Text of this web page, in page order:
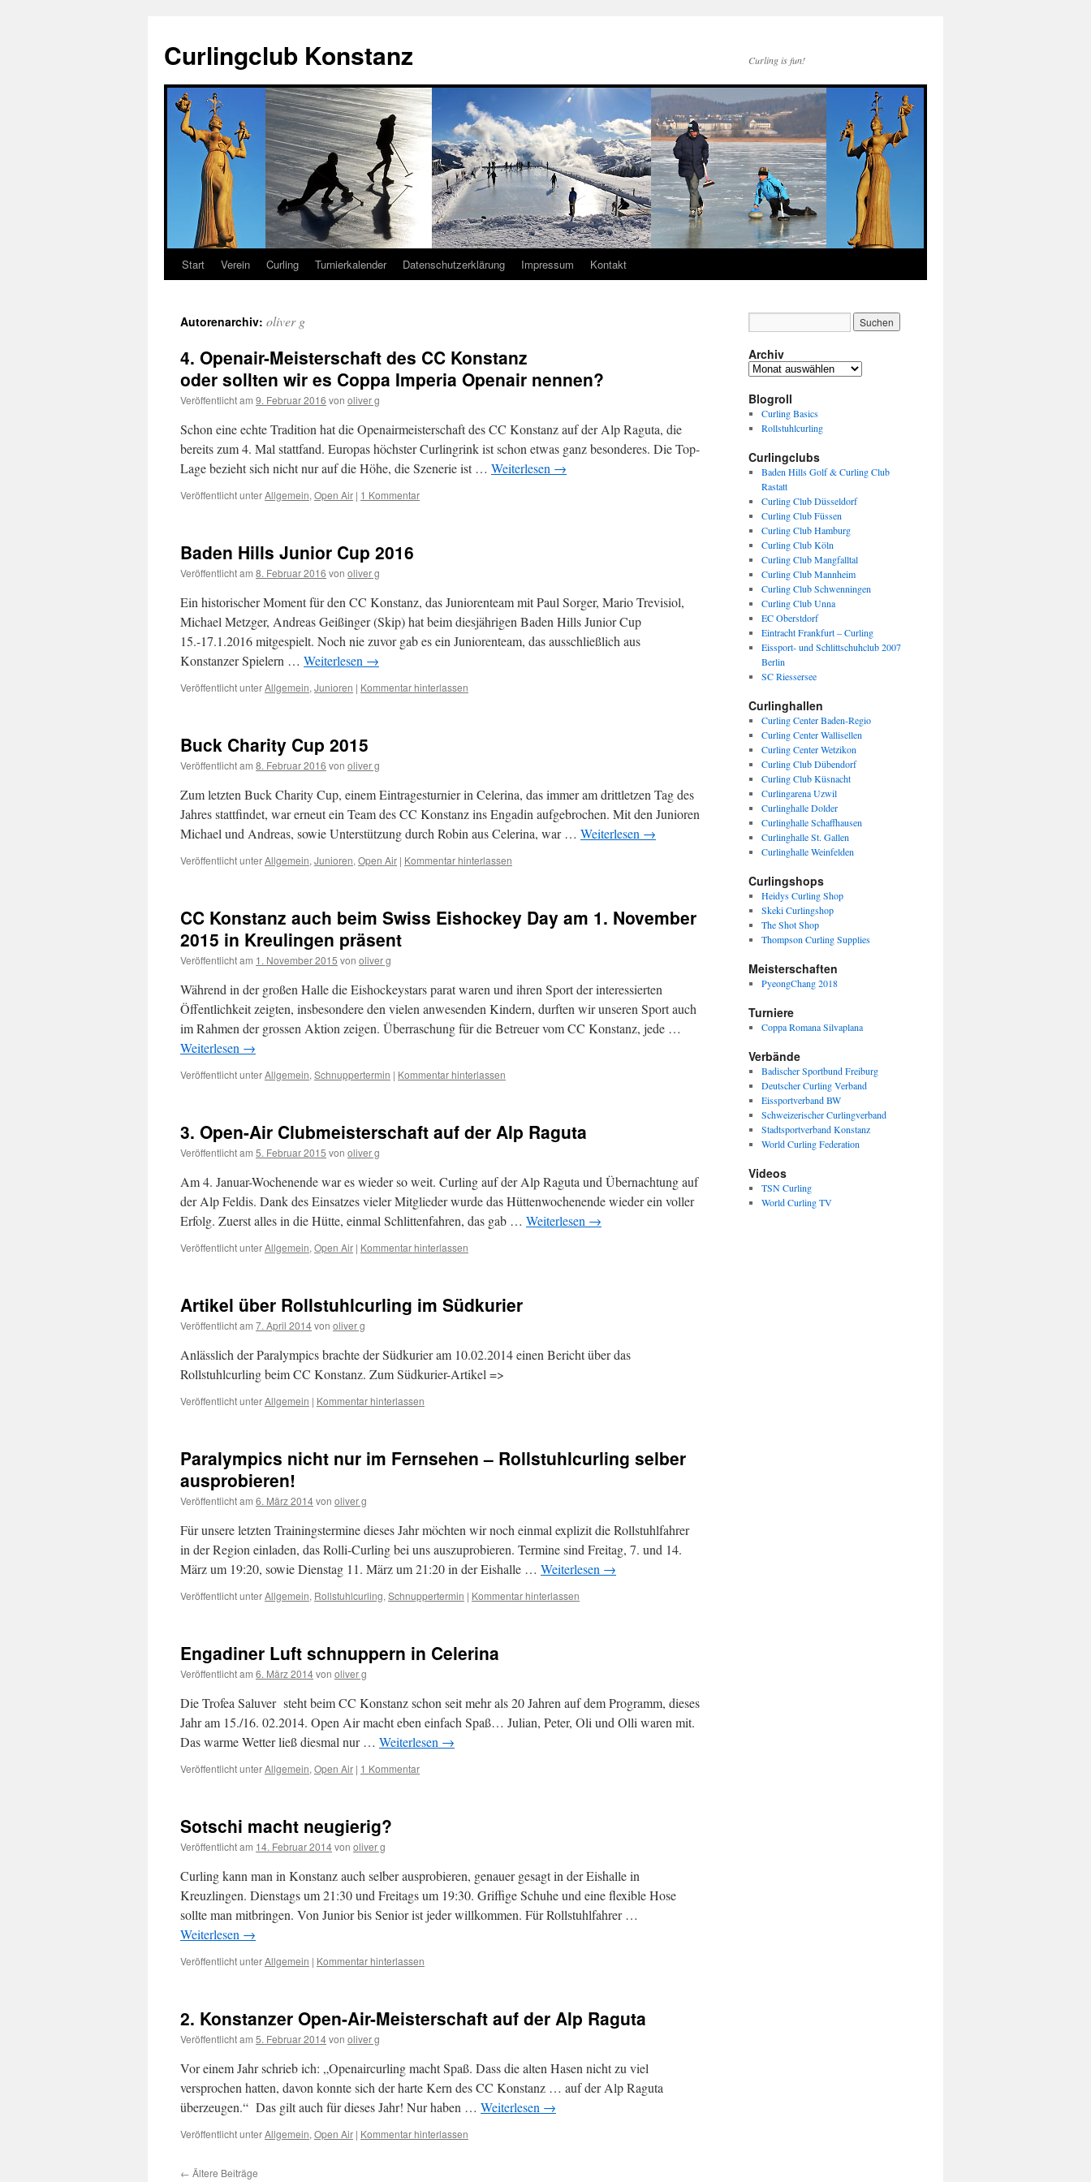
springen
Curlingclub Konstanz Curling is fun!
Start Verein Curling Turnierkalender Datenschutzerklärung Impressum Kontakt
Autorenarchiv: oliver g
4. Openair-Meisterschaft des CC Konstanz
oder sollten wir es Coppa Imperia Openair nennen?
Veröffentlicht am 9. Februar 2016 von oliver g
Schon eine echte Tradition hat die Openairmeisterschaft des CC Konstanz auf der Alp Raguta, die
bereits zum 4. Mal stattfand. Europas höchster Curlingrink ist schon etwas ganz besonderes. Die Top-
Lage bezieht sich nicht nur auf die Höhe, die Szenerie ist … Weiterlesen →
Veröffentlicht unterAllgemein, Open Air | 1 Kommentar
Baden Hills Junior Cup 2016
Veröffentlicht am 8. Februar 2016 von oliver g
Ein historischer Moment für den CC Konstanz, das Juniorenteam mit Paul Sorger, Mario Trevisiol,
Michael Metzger, Andreas Geißinger (Skip) hat beim diesjährigen Baden Hills Junior Cup
15.-17.1.2016 mitgespielt. Noch nie zuvor gab es ein Juniorenteam, das ausschließlich aus
Konstanzer Spielern … Weiterlesen →
Veröffentlicht unterAllgemein, Junioren | Kommentar hinterlassen
Buck Charity Cup 2015
Veröffentlicht am 8. Februar 2016 von oliver g
Zum letzten Buck Charity Cup, einem Eintragesturnier in Celerina, das immer am drittletzen Tag des
Jahres stattfindet, war erneut ein Team des CC Konstanz ins Engadin aufgebrochen. Mit den Junioren
Michael und Andreas, sowie Unterstützung durch Robin aus Celerina, war … Weiterlesen →
Veröffentlicht unterAllgemein, Junioren, Open Air | Kommentar hinterlassen
CC Konstanz auch beim Swiss Eishockey Day am 1. November
2015 in Kreulingen präsent
Veröffentlicht am 1. November 2015 von oliver g
Während in der großen Halle die Eishockeystars parat waren und ihren Sport der interessierten
Öffentlichkeit zeigten, insbesondere den vielen anwesenden Kindern, durften wir unseren Sport auch
im Rahmen der grossen Aktion zeigen. Überraschung für die Betreuer vom CC Konstanz, jede …
Weiterlesen →
Veröffentlicht unterAllgemein, Schnuppertermin | Kommentar hinterlassen
3. Open-Air Clubmeisterschaft auf der Alp Raguta
Veröffentlicht am 5. Februar 2015 von oliver g
Am 4. Januar-Wochenende war es wieder so weit. Curling auf der Alp Raguta und Übernachtung auf
der Alp Feldis. Dank des Einsatzes vieler Mitglieder wurde das Hüttenwochenende wieder ein voller
Erfolg. Zuerst alles in die Hütte, einmal Schlittenfahren, das gab … Weiterlesen →
Veröffentlicht unterAllgemein, Open Air | Kommentar hinterlassen
Artikel über Rollstuhlcurling im Südkurier
Veröffentlicht am 7. April 2014von oliver g
Anlässlich der Paralympics brachte der Südkurier am 10.02.2014 einen Bericht über das
Rollstuhlcurling beim CC Konstanz. Zum Südkurier-Artikel =>
Veröffentlicht unterAllgemein | Kommentar hinterlassen
Paralympics nicht nur im Fernsehen – Rollstuhlcurling selber
ausprobieren!
Veröffentlicht am 6. März 2014von oliver g
Für unsere letzten Trainingstermine dieses Jahr möchten wir noch einmal explizit die Rollstuhlfahrer
in der Region einladen, das Rolli-Curling bei uns auszuprobieren. Termine sind Freitag, 7. und 14.
März um 19:20, sowie Dienstag 11. März um 21:20 in der Eishalle … Weiterlesen →
Veröffentlicht unterAllgemein, Rollstuhlcurling, Schnuppertermin | Kommentar hinterlassen
Engadiner Luft schnuppern in Celerina
Veröffentlicht am 6. März 2014von oliver g
Die Trofea Saluver steht beim CC Konstanz schon seit mehr als 20 Jahren auf dem Programm, dieses
Jahr am 15./16. 02.2014. Open Air macht eben einfach Spaß… Julian, Peter, Oli und Olli waren mit.
Das warme Wetter ließ diesmal nur … Weiterlesen →
Veröffentlicht unterAllgemein, Open Air | 1 Kommentar
Sotschi macht neugierig?
Veröffentlicht am 14. Februar 2014von oliver g
Curling kann man in Konstanz auch selber ausprobieren, genauer gesagt in der Eishalle in
Kreuzlingen. Dienstags um 21:30 und Freitags um 19:30. Griffige Schuhe und eine flexible Hose
sollte man mitbringen. Von Junior bis Senior ist jeder willkommen. Für Rollstuhlfahrer …
Weiterlesen →
Veröffentlicht unterAllgemein | Kommentar hinterlassen
2. Konstanzer Open-Air-Meisterschaft auf der Alp Raguta
Veröffentlicht am 5. Februar 2014von oliver g
Vor einem Jahr schrieb ich: „Openaircurling macht Spaß. Dass die alten Hasen nicht zu viel
versprochen hatten, davon konnte sich der harte Kern des CC Konstanz … auf der Alp Raguta
überzeugen.“ Das gilt auch für dieses Jahr! Nur haben … Weiterlesen →
Veröffentlicht unterAllgemein, Open Air | Kommentar hinterlassen
← Ältere Beiträge
Archiv
Archiv
Blogroll
Curling Basics
Rollstuhlcurling
Curlingclubs
Baden Hills Golf & Curling Club
Rastatt
Curling Club Düsseldorf
Curling Club Füssen
Curling Club Hamburg
Curling Club Köln
Curling Club Mangfalltal
Curling Club Mannheim
Curling Club Schwenningen
Curling Club Unna
EC Oberstdorf
Eintracht Frankfurt – Curling
Eissport- und Schlittschuhclub 2007
Berlin
SC Riessersee
Curlinghallen
Curling Center Baden-Regio
Curling Center Wallisellen
Curling Center Wetzikon
Curling Club Dübendorf
Curling Club Küsnacht
Curlingarena Uzwil
Curlinghalle Dolder
Curlinghalle Schaffhausen
Curlinghalle St. Gallen
Curlinghalle Weinfelden
Curlingshops
Heidys Curling Shop
Skeki Curlingshop
The Shot Shop
Thompson Curling Supplies
Meisterschaften
PyeongChang 2018
Turniere
Coppa Romana Silvaplana
Verbände
Badischer Sportbund Freiburg
Deutscher Curling Verband
Eissportverband BW
Schweizerischer Curlingverband
Stadtsportverband Konstanz
World Curling Federation
Videos
TSN Curling
World Curling TV